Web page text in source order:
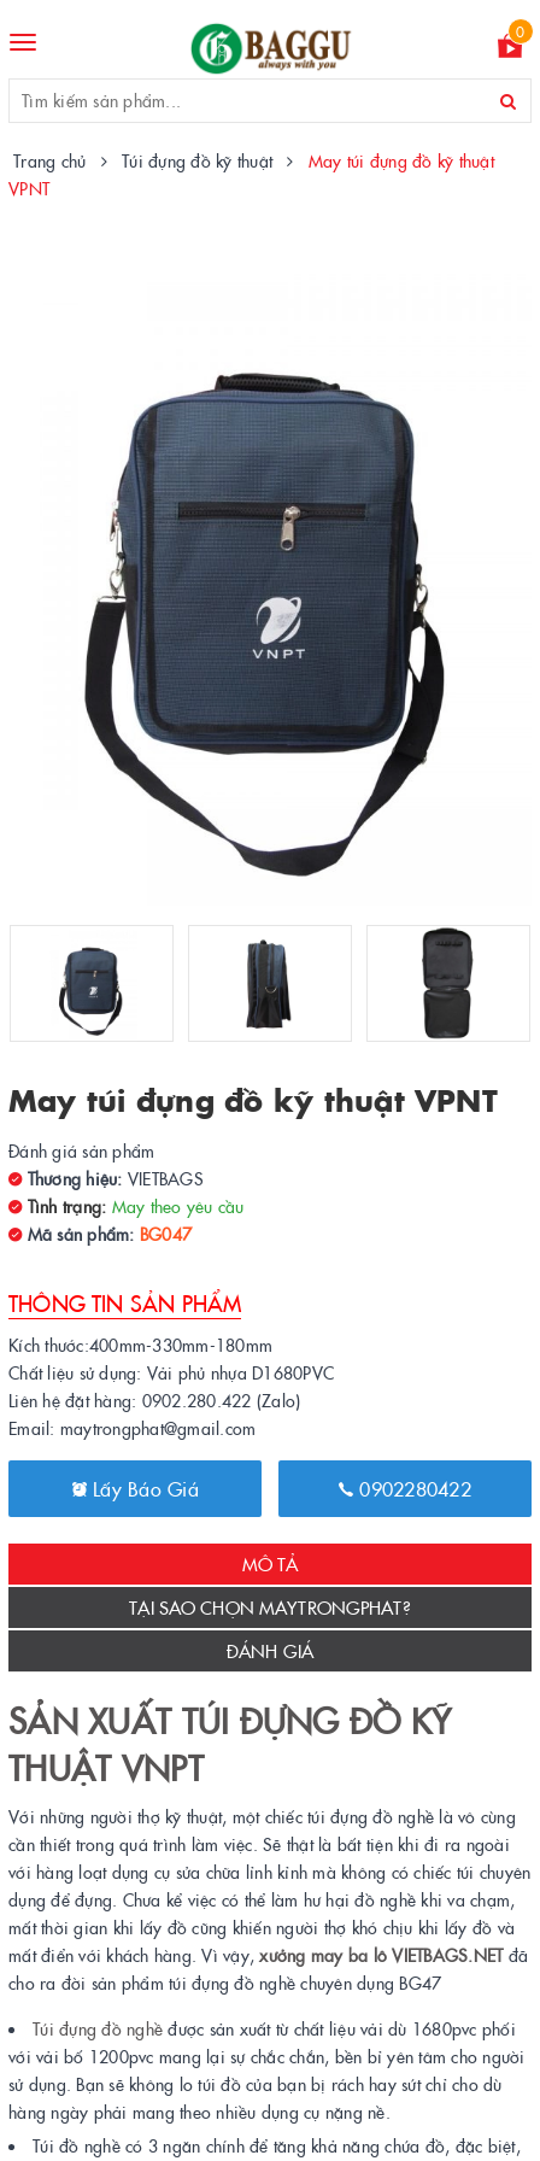
Toggle
0
Trang chủ Túi đựng đồ kỹ thuật
May túi đựng đồ kỹ thuật
VPNT
May túi đựng đồ kỹ thuật VPNT
Đánh giá sản phẩm
Thương hiệu: VIETBAGS
Tình trạng: May theo yêu cầu
Mã sản phẩm: BG047
THÔNG TIN SẢN PHẨM
Kích thước:400mm-330mm-180mm
Chất liệu sử dụng: Vải phủ nhựa D1680PVC
Liên hệ đặt hàng: 0902.280.422 (Zalo)
Email: maytrongphat@gmail.com
Lấy Báo Giá 0902280422
MÔ TẢ
TẠI SAO CHỌN MAYTRONGPHAT?
ĐÁNH GIÁ
SẢN XUẤT TÚI ĐỰNG ĐỒ KỸ
THUẬT VNPT
Với những người thợ kỹ thuật, một chiếc túi đựng đồ nghề là vô cùng
cần thiết trong quá trình làm việc. Sẽ thật là bất tiện khi đi ra ngoài
với hàng loạt dụng cụ sửa chữa lỉnh kỉnh mà không có chiếc túi chuyên
dụng để đựng. Chưa kể việc có thể làm hư hại đồ nghề khi va chạm,
mất thời gian khi lấy đồ cũng khiến người thợ khó chịu khi lấy đồ và
mất điển với khách hàng. Vì vậy,xưởng may ba lô VIETBAGS.NETđã
cho ra đời sản phẩm túi đựng đồ nghề chuyên dụng BG47
Túi đựng đồ nghềđược sản xuất từ chất liệu vải dù 1680pvc phối
với vải bố 1200pvc mang lại sự chắc chắn, bền bỉ yên tâm cho người
sử dụng. Bạn sẽ không lo túi đồ của bạn bị rách hay sứt chỉ cho dù
hàng ngày phải mang theo nhiều dụng cụ nặng nề.
Túi đồ nghề có 3 ngăn chính để tăng khả năng chứa đồ, đặc biệt,